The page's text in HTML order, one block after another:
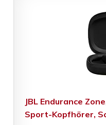
JBL Endurance
Sport-Kopfhörer,